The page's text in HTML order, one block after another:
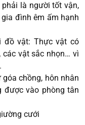
là người tốt vận,
đình êm ấm hạnh
đồ vật: Thực vật có
các vật sắc nhọn… vì
góa chồng, hôn nhân
được vào phòng tân
cưới